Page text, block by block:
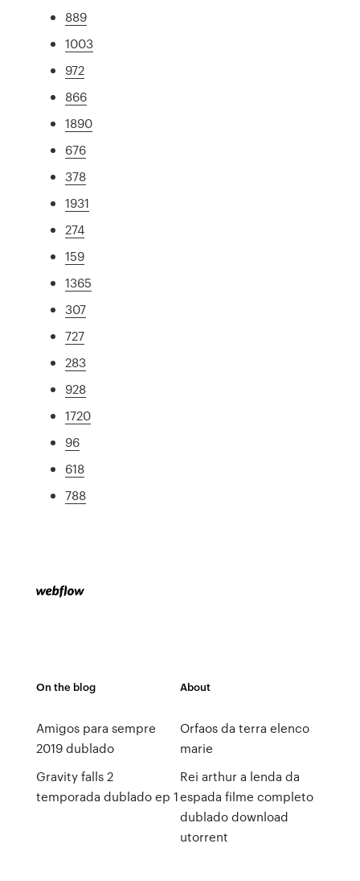
889
1003
972
866
1890
676
378
1931
274
159
1365
307
727
283
928
1720
96
618
788
On the blog
Amigos para sempre
2019 dublado
Gravity falls 2
temporada dublado ep 1
About
Orfaos da terra elenco
marie
Rei arthur a lenda da
espada filme completo
dublado download
utorrent